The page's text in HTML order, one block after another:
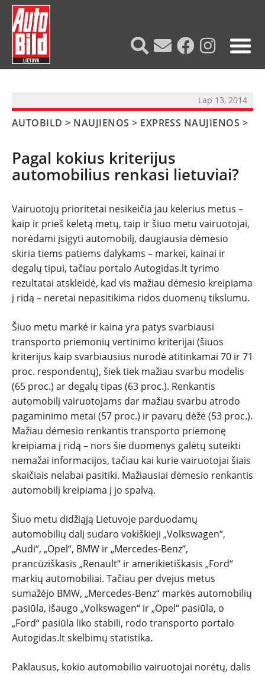
NAUJIENOS
TESTAI
NAUJI
NAUDOTI
REPORTAŽAI
SPORTAS
PATARIMAI
ĮVAIRENYBĖS
Lap 13, 2014
AUTOBILD > NAUJIENOS > EXPRESS NAUJIENOS >
Pagal kokius kriterijus
automobilius renkasi lietuviai?
Vairuotojų prioritetai nesikeičia jau kelerius metus –
kaip ir prieš keletą metų, taip ir šiuo metu vairuotojai,
norėdami įsigyti automobilį, daugiausia dėmesio
skiria tiems patiems dalykams – markei, kainai ir
degalų tipui, tačiau portalo Autogidas.lt tyrimo
rezultatai atskleidė, kad vis mažiau dėmesio kreipiama
į ridą – neretai nepasitikima ridos duomenų tikslumu.
Šiuo metu markė ir kaina yra patys svarbiausi
transporto priemonių vertinimo kriterijai (šiuos
kriterijus kaip svarbiausius nurodė atitinkamai 70 ir 71
proc. respondentų), šiek tiek mažiau svarbu modelis
(65 proc.) ar degalų tipas (63 proc.). Renkantis
automobilį vairuotojams dar mažiau svarbu atrodo
pagaminimo metai (57 proc.) ir pavarų dėžė (53 proc.).
Mažiau dėmesio renkantis transporto priemonę
kreipiama į ridą – nors šie duomenys galėtų suteikti
nemažai informacijos, tačiau kai kurie vairuotojai šiais
skaičiais nelabai pasitiki. Mažiausiai dėmesio renkantis
automobilį kreipiama į jo spalvą.
Šiuo metu didžiąją Lietuvoje parduodamų
automobilių dalį sudaro vokiškieji „Volkswagen“,
„Audi“, „Opel“, BMW ir „Mercedes-Benz“,
prancūziškasis „Renault“ ir amerikietiškasis „Ford“
markių automobiliai. Tačiau per dvejus metus
sumažėjo BMW, „Mercedes-Benz“ markės automobilių
pasiūla, išaugo „Volkswagen“ ir „Opel“ pasiūla, o
„Ford“ pasiūla liko stabili, rodo transporto portalo
Autogidas.lt skelbimų statistika.
Paklausus, kokio automobilio vairuotojai norėtų, dalis